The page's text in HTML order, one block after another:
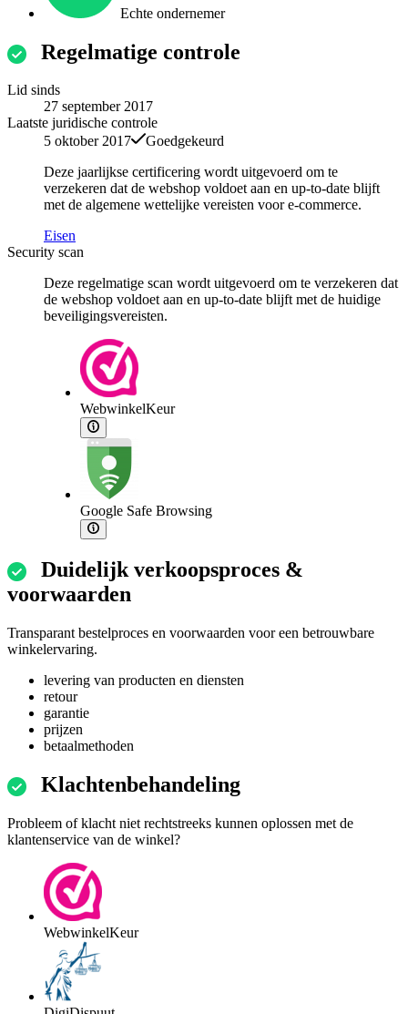
Echte ondernemer
Regelmatige controle
Lid sinds
27 september 2017
Laatste juridische controle
5 oktober 2017
Goedgekeurd
Deze jaarlijkse certificering wordt uitgevoerd om te
verzekeren dat de webshop voldoet aan en up-to-date blijft
met de algemene wettelijke vereisten voor e-commerce.
Eisen
Security scan
Deze regelmatige scan wordt uitgevoerd om te verzekeren dat
de webshop voldoet aan en up-to-date blijft met de huidige
beveiligingsvereisten.
WebwinkelKeur
Google Safe Browsing
Duidelijk verkoopsproces &
voorwaarden
Transparant bestelproces en voorwaarden voor een betrouwbare
winkelervaring.
levering van producten en diensten
retour
garantie
prijzen
betaalmethoden
Klachtenbehandeling
Probleem of klacht niet rechtstreeks kunnen oplossen met de
klantenservice van de winkel?
WebwinkelKeur